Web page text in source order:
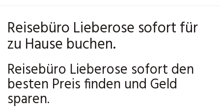
Reisebüro Lieberose sofort für
zu Hause buchen.
Reisebüro Lieberose sofort den
besten Preis finden und Geld
sparen.